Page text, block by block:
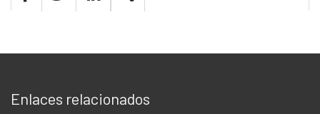
Enlaces relacionados